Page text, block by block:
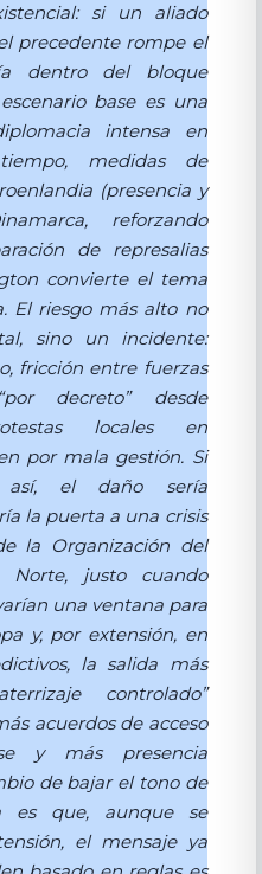
si un aliado
precedente rompe el
dentro del bloque
base es una
intensa en
medidas de
(presencia y
reforzando
de represalias
convierte el tema
El riesgo más alto no
sino un incidente:
fricción entre fuerzas
decreto” desde
locales en
por mala gestión. Si
el daño sería
la puerta a una crisis
la Organización del
Norte, justo cuando
una ventana para
y, por extensión, en
la salida más
controlado”
acuerdos de acceso
y más presencia
de bajar el tono de
es que, aunque se
el mensaje ya